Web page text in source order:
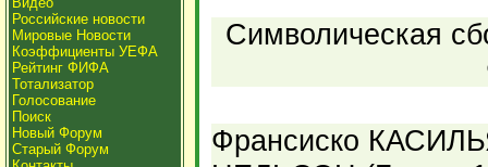
Российские новости
Мировые Новости
Коэффициенты УЕФА
Рейтинг ФИФА
Тотализатор
Голосование
Поиск
Новый Форум
Старый Форум
Символическая
Франсиско